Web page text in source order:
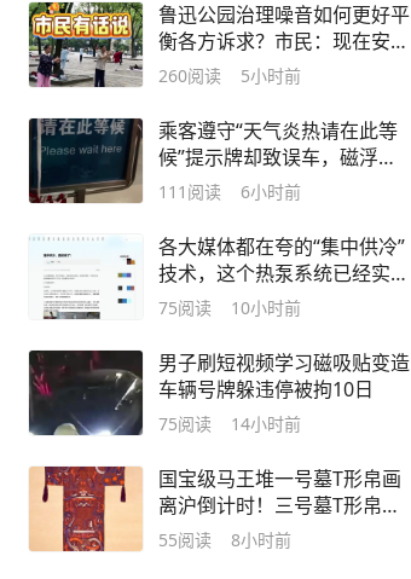
鲁迅公园治理噪音如何更好平
衡各方诉求？市民：现在安静
多了
260阅读 5小时前
乘客遵守“天气炎热请在此等
候”提示牌却致误车，磁浮龙
阳路站致歉并优化服务 |
111 阅读 6小时前
各大媒体都在夸的“集中供冷”
技术，这个热泵系统已经实现
了
75阅读 10小时前
男子刷短视频学习磁吸贴变造
车辆号牌躲违停被拘10日
75阅读 14小时前
国宝级马王堆一号墓T形帛画
离沪倒计时！三号墓T形帛画
即将接棒迎来国内首展
55阅读 8小时前